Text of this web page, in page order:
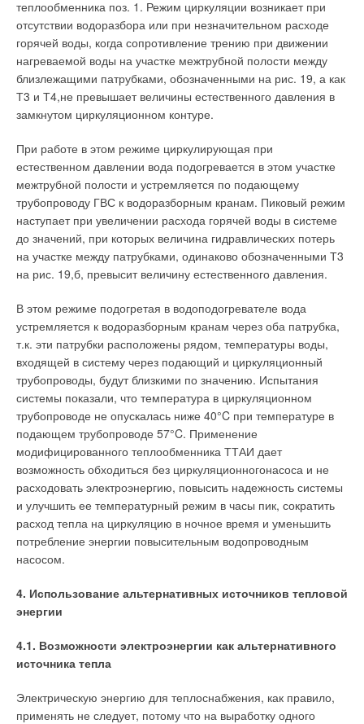
теплообменника поз. 1. Режим циркуляции возникает при
отсутствии водоразбора или при незначительном расходе
горячей воды, когда сопротивление трению при движении
нагреваемой воды на участке межтрубной полости между
близлежащими патрубками, обозначенными на рис. 19, а как
Т3 и Т4,не превышает величины естественного давления в
замкнутом циркуляционном контуре.
При работе в этом режиме циркулирующая при
естественном давлении вода подогревается в этом участке
межтрубной полости и устремляется по подающему
трубопроводу ГВС к водоразборным кранам. Пиковый режим
наступает при увеличении расхода горячей воды в системе
до значений, при которых величина гидравлических потерь
на участке между патрубками, одинаково обозначенными Т3
на рис. 19,б, превысит величину естественного давления.
В этом режиме подогретая в водоподогревателе вода
устремляется к водоразборным кранам через оба патрубка,
т.к. эти патрубки расположены рядом, температуры воды,
входящей в систему через подающий и циркуляционный
трубопроводы, будут близкими по значению. Испытания
системы показали, что температура в циркуляционном
трубопроводе не опускалась ниже 40°C при температуре в
подающем трубопроводе 57°C. Применение
модифицированного теплообменника ТТАИ дает
возможность обходиться без циркуляционногонасоса и не
расходовать электроэнергию, повысить надежность системы
и улучшить ее температурный режим в часы пик, сократить
расход тепла на циркуляцию в ночное время и уменьшить
потребление энергии повысительным водопроводным
насосом.
4. Использование альтернативных источников тепловой
энергии
4.1. Возможности электроэнергии как альтернативного
источника тепла
Электрическую энергию для теплоснабжения, как правило,
применять не следует, потому что на выработку одного